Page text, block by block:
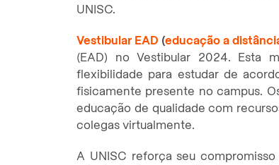
UNISC.
Vestibular EAD (educação a
(EAD) no Vestibular 2024. Esta
flexibilidade para estudar de
fisicamente presente no campus.
educação de qualidade com
colegas virtualmente.
A UNISC reforça seu